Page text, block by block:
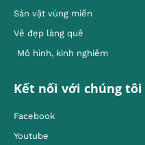
Sản vật vùng miền
Vẻ đẹp làng quê
Mô hình, kinh nghiêm
Kết nối với chúng tôi
Facebook
Youtube